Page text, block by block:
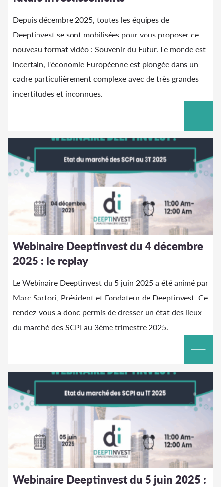
Depuis décembre 2025, toutes les équipes de
Deeptinvest se sont mobilisées pour vous proposer ce
nouveau format vidéo : Souvenir du Futur. Le monde est
incertain, l'économie Européenne est plongée dans un
cadre particulièrement complexe avec de très grandes
incertitudes et inconnues.
Webinaire Deeptinvest du 4 décembre
2025 : le replay
Le Webinaire Deeptinvest du 5 juin 2025 a été animé par
Marc Sartori, Président et Fondateur de Deeptinvest. Ce
rendez-vous a donc permis de dresser un état des lieux
du marché des SCPI au 3ème trimestre 2025.
Webinaire Deeptinvest du 5 juin 2025 :